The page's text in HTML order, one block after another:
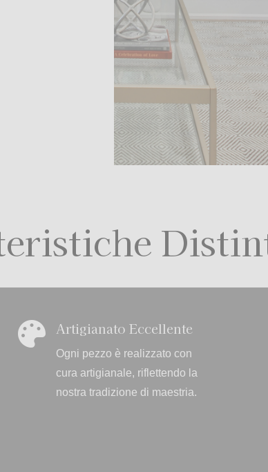
 Artigianato Eccellente
Ogni pezzo è realizzato con
cura artigianale, riflettendo la
nostra tradizione di maestria.